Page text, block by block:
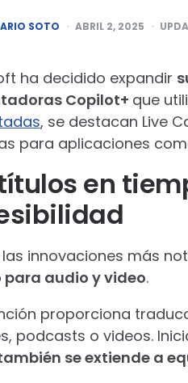
SOTO ABRIL 2, 2025
ha decidido expandir
Copilot+ que
, se destacan Live
para aplicaciones
en
las innovaciones más
para audio y video.
proporciona
podcasts o videos.
se extiende a